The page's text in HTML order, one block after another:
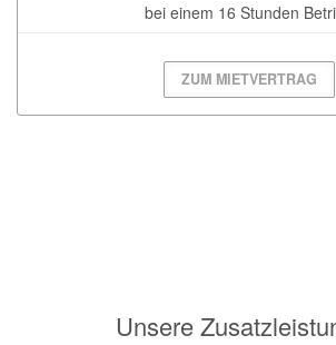
bei einem 16 Stunden
ZUM MIETVERTRAG
Unsere